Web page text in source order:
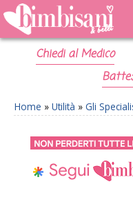
Chiedi al Medico
Home » Utilità » Gli